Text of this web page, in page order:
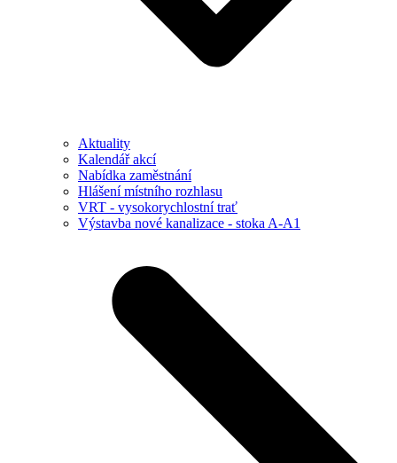
Aktuality
Kalendář akcí
Nabídka zaměstnání
Hlášení místního rozhlasu
VRT - vysokorychlostní trať
Výstavba nové kanalizace - stoka A-A1